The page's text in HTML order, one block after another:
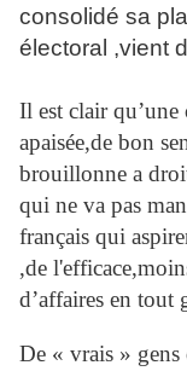
consolidé sa
électoral ,vient
Il est clair qu’une
apaisée,de bon
brouillonne a
qui ne va pas
français qui
,de
d’affaires en tout
De « vrais »